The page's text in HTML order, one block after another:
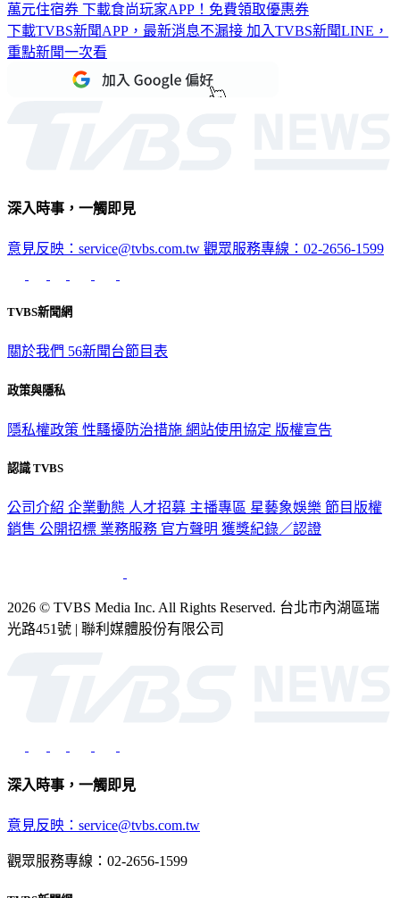
萬元住宿券 下載食尚玩家APP！免費領取優惠券
下載TVBS新聞APP，最新消息不漏接 加入TVBS新聞LINE，
重點新聞一次看
深入時事，一觸即見
意見反映：service@tvbs.com.tw 觀眾服務專線：02-2656-1599
TVBS新聞網
關於我們 56新聞台節目表
政策與隱私
隱私權政策 性騷擾防治措施 網站使用協定 版權宣告
認識 TVBS
公司介紹 企業動態 人才招募 主播專區 星藝象娛樂 節目版權
銷售 公開招標 業務服務 官方聲明 獲獎紀錄／認證
2026 © TVBS Media Inc. All Rights Reserved. 台北市內湖區瑞
光路451號 | 聯利媒體股份有限公司
深入時事，一觸即見
意見反映：service@tvbs.com.tw
觀眾服務專線：02-2656-1599